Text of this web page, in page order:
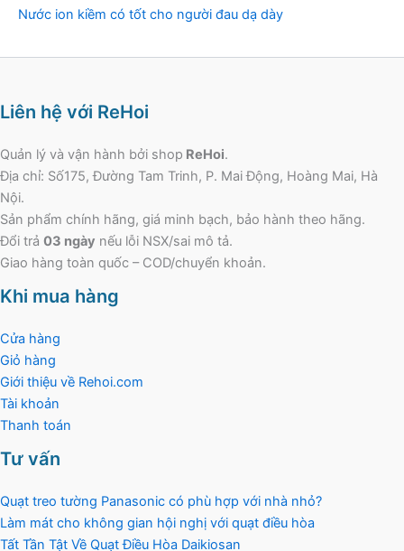
Nước ion kiềm có tốt cho người đau dạ dày
Liên hệ với ReHoi
Quản lý và vận hành bởi shop ReHoi.
Địa chỉ: Số175, Đường Tam Trinh, P. Mai Động, Hoàng Mai, Hà
Nội.
Sản phẩm chính hãng, giá minh bạch, bảo hành theo hãng.
Đổi trả 03 ngày nếu lỗi NSX/sai mô tả.
Giao hàng toàn quốc – COD/chuyển khoản.
Khi mua hàng
Cửa hàng
Giỏ hàng
Giới thiệu về Rehoi.com
Tài khoản
Thanh toán
Tư vấn
Quạt treo tường Panasonic có phù hợp với nhà nhỏ?
Làm mát cho không gian hội nghị với quạt điều hòa
Tất Tần Tật Về Quạt Điều Hòa Daikiosan